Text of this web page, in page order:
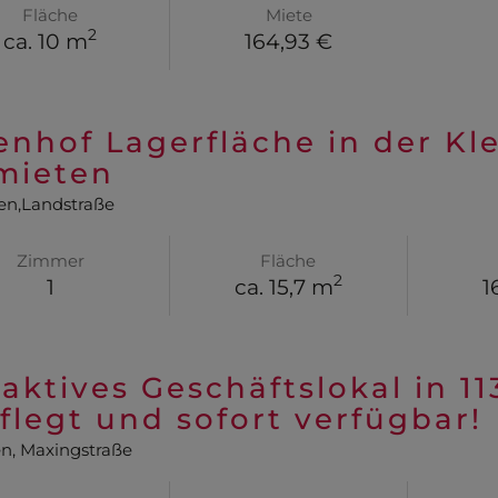
Fläche
ca. 10 m2
Miete
164,93 €
Lagerfläche in der
Zimmer
1
Fläche
ca. 15,7 m2
Geschäftslokal in
und sofort verfügbar!
, Maxingstraße